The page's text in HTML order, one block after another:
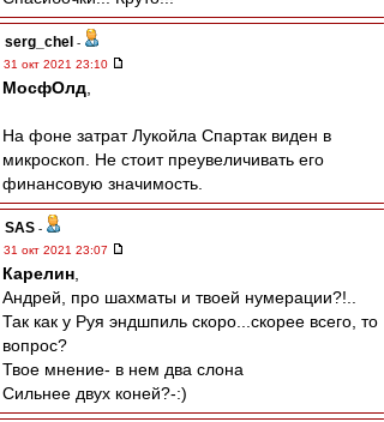
serg_chel -
31 окт 2021 23:10
МосфОлд
На фоне затрат Лукойла Спартак виден в
микроскоп. Не стоит преувеличивать его
финансовую значимость.
SAS -
31 окт 2021 23:07
Карелин
Андрей, про шахматы и твоей нумерации?!..
Так как у Руя эндшпиль скоро...скорее всего, то
вопрос?
Твое мнение- в нем два слона
Сильнее двух коней?-:)